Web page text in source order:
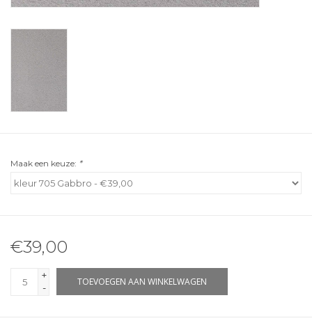
Maak een keuze: *
€39,00
+
-
TOEVOEGEN AAN WINKELWAGEN